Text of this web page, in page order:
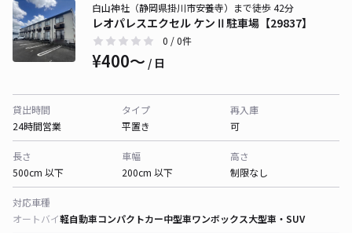
レオパレスエクセル ケンⅡ駐車場【29837】
白山神社（静岡県掛川市安養寺）まで徒歩 42分
0 / 0件
¥400〜 / 日
貸出時間
24時間営業
タイプ
平置き
再入庫
可
長さ
500cm 以下
車幅
200cm 以下
高さ
制限なし
対応車種
オートバイ軽自動車コンパクトカー中型車ワンボックス大型車・SUV